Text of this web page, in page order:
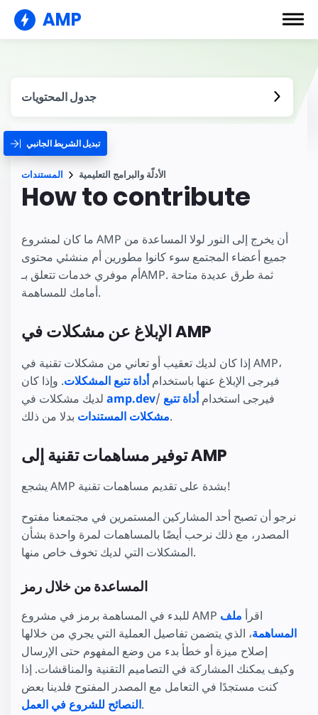
AMP
جدول المحتويات
تبديل الشريط الجانبي
المستندات الأدلّة والبرامج التعليمية
How to contribute
ما كان لمشروع AMP أن يخرج إلى النور لولا المساعدة من
جميع أعضاء المجتمع سوء كانوا مطورين أم منشئي محتوى
أم موفري خدمات تتعلق بـAMP. ثمة طرق عديدة متاحة
أمامك للمساهمة.
الإبلاغ عن مشكلات في AMP
إذا كان لديك تعقيب أو تعاني من مشكلات تقنية في AMP،
فيرجى الإبلاغ عنها باستخدامأداة تتبع المشكلات. وإذا كان
amp.dev / فيرجى استخدامأداة تتبع
مشكلات المستنداتبدلا من ذلك.
توفير مساهمات تقنية إلى AMP
يشجع AMP بشدة على تقديم مساهمات تقنية!
نرجو أن تصبح أحد المشاركين المستمرين في مجتمعنا مفتوح
المصدر، مع ذلك نرحب أيضًا بالمساهمات لمرة واحدة بشأن
المشكلات التي لديك تخوف خاص منها.
المساعدة من خلال رمز
للبدء في المساهمة برمز في مشروع AMP اقرأ ملف
المساهمة، الذي يتضمن تفاصيل العملية التي يجري من خلالها
إصلاح ميزة أو خطأ بدء من وضع المفهوم حتى الإرسال
وكيف يمكنك المشاركة في التصاميم التقنية والمناقشات. إذا
كنت مستجدًا في التعامل مع المصدر المفتوح فلدينا بعض
النصائح للشروع في العمل.